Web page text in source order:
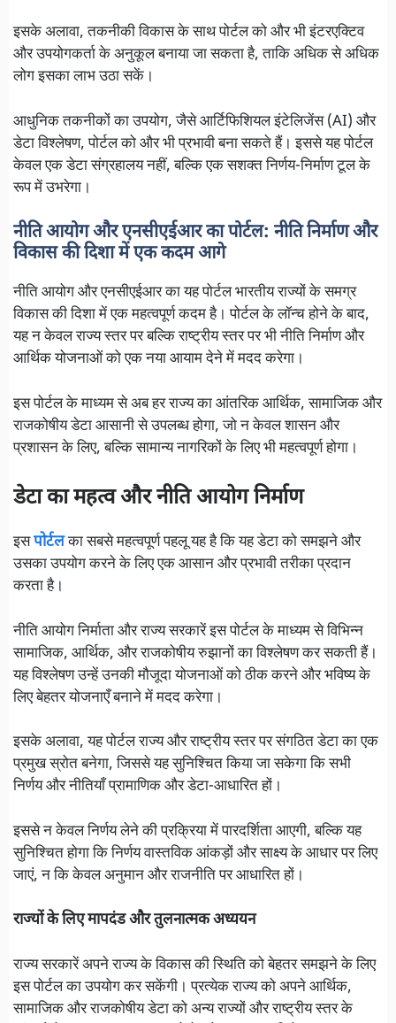
इसके अलावा, तकनीकी विकास के साथ पोर्टल को और भी इंटरएक्टिव
और उपयोगकर्ता के अनुकूल बनाया जा सकता है, ताकि अधिक से अधिक
लोग इसका लाभ उठा सकें।
आधुनिक तकनीकों का उपयोग, जैसे आर्टिफिशियल इंटेलिजेंस (AI) और
डेटा विश्लेषण, पोर्टल को और भी प्रभावी बना सकते हैं। इससे यह पोर्टल
केवल एक डेटा संग्रहालय नहीं, बल्कि एक सशक्त निर्णय-निर्माण टूल के
रूप में उभरेगा।
नीति आयोग और एनसीएईआर का पोर्टल: नीति निर्माण और
विकास की दिशा में एक कदम आगे
नीति आयोग और एनसीएईआर का यह पोर्टल भारतीय राज्यों के समग्र
विकास की दिशा में एक महत्वपूर्ण कदम है। पोर्टल के लॉन्च होने के बाद,
यह न केवल राज्य स्तर पर बल्कि राष्ट्रीय स्तर पर भी नीति निर्माण और
आर्थिक योजनाओं को एक नया आयाम देने में मदद करेगा।
इस पोर्टल के माध्यम से अब हर राज्य का आंतरिक आर्थिक, सामाजिक और
राजकोषीय डेटा आसानी से उपलब्ध होगा, जो न केवल शासन और
प्रशासन के लिए, बल्कि सामान्य नागरिकों के लिए भी महत्वपूर्ण होगा।
डेटा का महत्व और नीति आयोग निर्माण
इसपोर्टलका सबसे महत्वपूर्ण पहलू यह है कि यह डेटा को समझने और
उसका उपयोग करने के लिए एक आसान और प्रभावी तरीका प्रदान
करता है।
नीति आयोग निर्माता और राज्य सरकारें इस पोर्टल के माध्यम से विभिन्न
सामाजिक, आर्थिक, और राजकोषीय रुझानों का विश्लेषण कर सकती हैं।
यह विश्लेषण उन्हें उनकी मौजूदा योजनाओं को ठीक करने और भविष्य के
लिए बेहतर योजनाएँ बनाने में मदद करेगा।
इसके अलावा, यह पोर्टल राज्य और राष्ट्रीय स्तर पर संगठित डेटा का एक
प्रमुख स्रोत बनेगा, जिससे यह सुनिश्चित किया जा सकेगा कि सभी
निर्णय और नीतियाँ प्रामाणिक और डेटा-आधारित हों।
इससे न केवल निर्णय लेने की प्रक्रिया में पारदर्शिता आएगी, बल्कि यह
सुनिश्चित होगा कि निर्णय वास्तविक आंकड़ों और साक्ष्य के आधार पर लिए
जाएं, न कि केवल अनुमान और राजनीति पर आधारित हों।
राज्यों के लिए मापदंड और तुलनात्मक अध्ययन
राज्य सरकारें अपने राज्य के विकास की स्थिति को बेहतर समझने के लिए
इस पोर्टल का उपयोग कर सकेंगी। प्रत्येक राज्य को अपने आर्थिक,
सामाजिक और राजकोषीय डेटा को अन्य राज्यों और राष्ट्रीय स्तर के